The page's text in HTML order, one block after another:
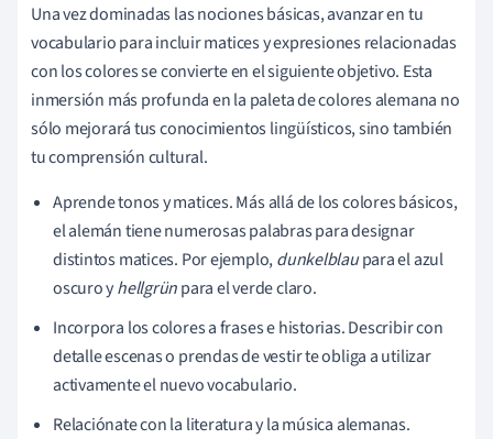
Una vez dominadas las nociones básicas, avanzar en tu
vocabulario para incluir matices y expresiones relacionadas
con los colores se convierte en el siguiente objetivo. Esta
inmersión más profunda en la paleta de colores alemana no
sólo mejorará tus conocimientos lingüísticos, sino también
tu comprensión cultural.
Aprende tonos y matices. Más allá de los colores básicos,
el alemán tiene numerosas palabras para designar
distintos matices. Por ejemplo,dunkelblaupara el azul
oscuro yhellgrünpara el verde claro.
Incorpora los colores a frases e historias. Describir con
detalle escenas o prendas de vestir te obliga a utilizar
activamente el nuevo vocabulario.
Relaciónate con la literatura y la música alemanas.